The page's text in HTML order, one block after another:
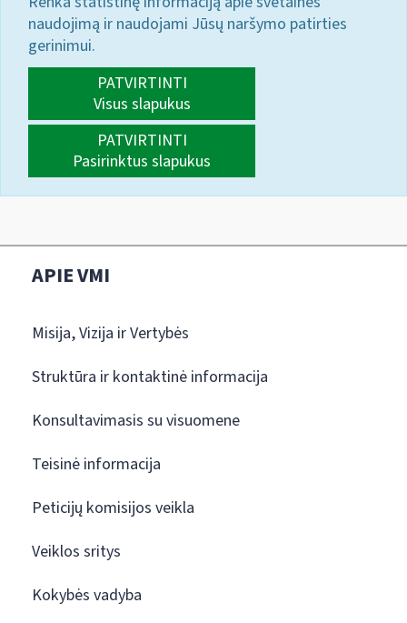
naudojimą ir naudojami Jūsų naršymo patirties
gerinimui.
PATVIRTINTI
Visus slapukus
PATVIRTINTI
Pasirinktus slapukus
APIE VMI
Misija, Vizija ir Vertybės
Struktūra ir kontaktinė informacija
Konsultavimasis su visuomene
Teisinė informacija
Peticijų komisijos veikla
Veiklos sritys
Kokybės vadyba